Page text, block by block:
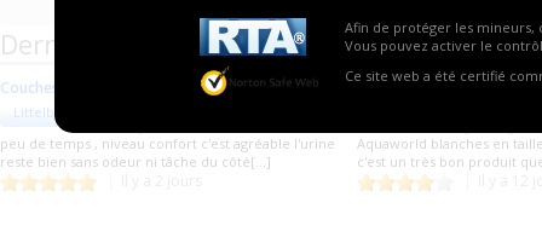
Afin de protéger les mineurs,
Vous pouvez activer le
Ce site web a été certifié
Derniers commentaires de produits
Couches blanches
Littelboy91
peu de temps , niveau confort c'est agréable l'urine
reste bien sans odeur ni tâche du côté[...]
Couches blanches :
Aquaworld blanches en
c'est un très bon produit